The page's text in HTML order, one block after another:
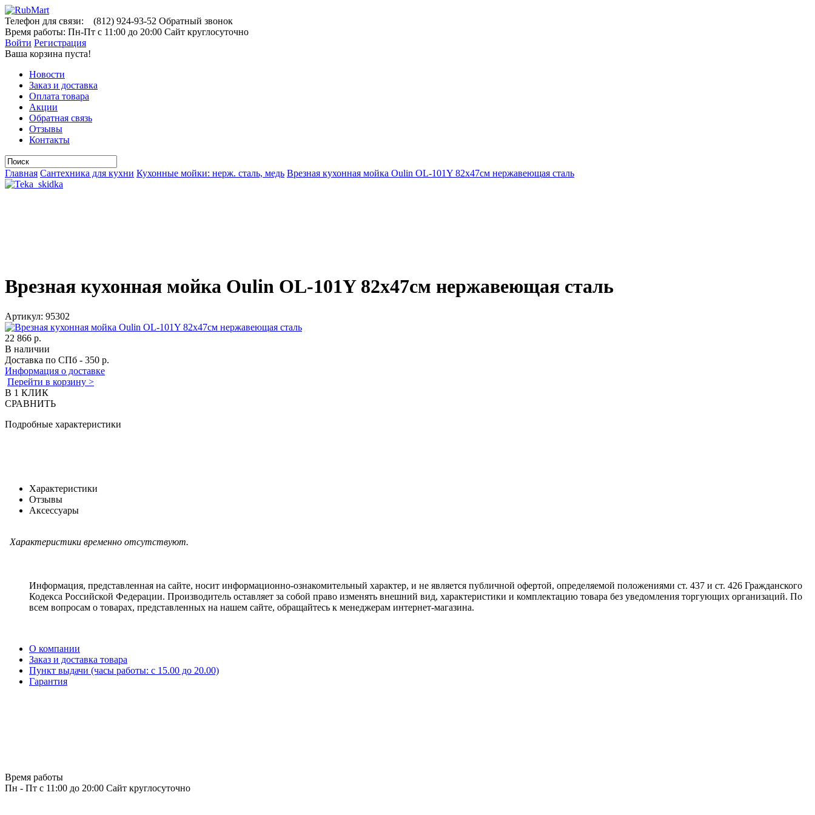
Телефон для связи: (812) 924-93-52 Обратный звонок
Время работы: Пн-Пт с 11:00 до 20:00 Сайт круглосуточно
Войти Регистрация
Ваша корзина пуста!
Новости
Заказ и доставка
Оплата товара
Акции
Обратная связь
Отзывы
Контакты
Главная Сантехника для кухни Кухонные мойки: нерж. сталь, медь Врезная кухонная мойка Oulin OL-101Y 82х47см нержавеющая сталь
Врезная кухонная мойка Oulin OL-101Y 82х47см нержавеющая сталь
Артикул: 95302
22 866 р.
В наличии
Доставка по СПб - 350 р.
Информация о доставке
Перейти в корзину >
В 1 КЛИК
СРАВНИТЬ
Подробные характеристики
Характеристики
Отзывы
Аксессуары
Характеристики временно отсутствуют.
Информация, представленная на сайте, носит информационно-ознакомительный характер, и не является публичной офертой, определяемой положениями ст. 437 и ст. 426 Гражданского
Кодекса Российской Федерации. Производитель оставляет за собой право изменять внешний вид, характеристики и комплектацию товара без уведомления торгующих организаций. По
всем вопросам о товарах, представленных на нашем сайте, обращайтесь к менеджерам интернет-магазина.
О компании
Заказ и доставка товара
Пункт выдачи (часы работы: c 15.00 до 20.00)
Гарантия
Время работы
Пн - Пт с 11:00 до 20:00 Сайт круглосуточно